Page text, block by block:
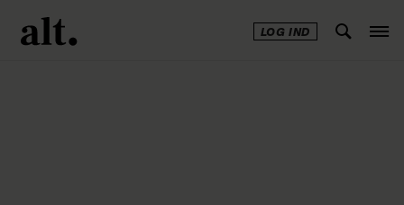
LOG IND